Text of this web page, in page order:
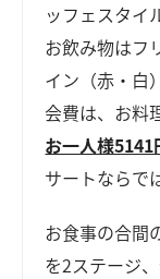
ッフェスタイ
お飲み物はフ
イン（赤・白
会費は、お料
お一人様5141
サートならで
お食事の合間
を2ステージ